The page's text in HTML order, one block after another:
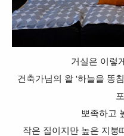
거실은 이렇
건축가님의 왈 '하늘을 똥
뽀족하고
작은 집이지만 높은 지붕